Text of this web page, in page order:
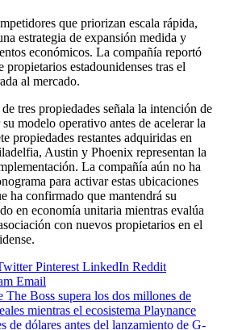
que priorizan escala rápida,
estrategia de expansión medida y
económicos. La compañía reportó
propietarios estadounidenses tras el
al mercado.
tres propiedades señala la intención de
modelo operativo antes de acelerar la
propiedades restantes adquiridas en
Austin y Phoenix representan la
La compañía aún no ha
para activar estas ubicaciones
ha confirmado que mantendrá su
en economía unitaria mientras evalúa
con nuevos propietarios en el
Pinterest LinkedIn Reddit
Email
The Boss supera los dos millones de
mientras el ecosistema Playnance
de dólares antes del lanzamiento de G-